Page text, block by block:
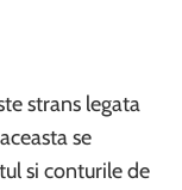
strans legata
se
si conturile de